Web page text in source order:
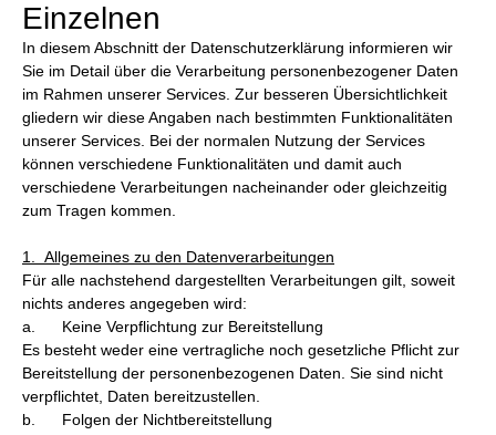
Einzelnen
In diesem Abschnitt der Datenschutzerklärung informieren wir
Sie im Detail über die Verarbeitung personenbezogener Daten
im Rahmen unserer Services. Zur besseren Übersichtlichkeit
gliedern wir diese Angaben nach bestimmten Funktionalitäten
unserer Services. Bei der normalen Nutzung der Services
können verschiedene Funktionalitäten und damit auch
verschiedene Verarbeitungen nacheinander oder gleichzeitig
zum Tragen kommen.
1. Allgemeines zu den Datenverarbeitungen
Für alle nachstehend dargestellten Verarbeitungen gilt, soweit
nichts anderes angegeben wird:
a. Keine Verpflichtung zur Bereitstellung
Es besteht weder eine vertragliche noch gesetzliche Pflicht zur
Bereitstellung der personenbezogenen Daten. Sie sind nicht
verpflichtet, Daten bereitzustellen.
b. Folgen der Nichtbereitstellung